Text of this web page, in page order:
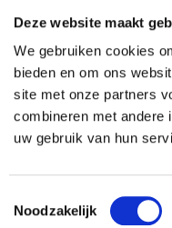
Deze website maakt
We gebruiken cookies
bieden en om ons
site met onze partners
combineren met andere
uw gebruik van hun
Toestemmingsselectie
Noodzakelijk
Dat is
Contact
Cookies